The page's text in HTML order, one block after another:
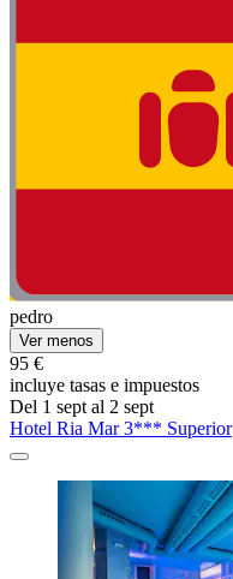
pedro
Ver menos
95 €
incluye tasas e impuestos
Del 1 sept al 2 sept
Hotel Ria Mar 3*** Superior